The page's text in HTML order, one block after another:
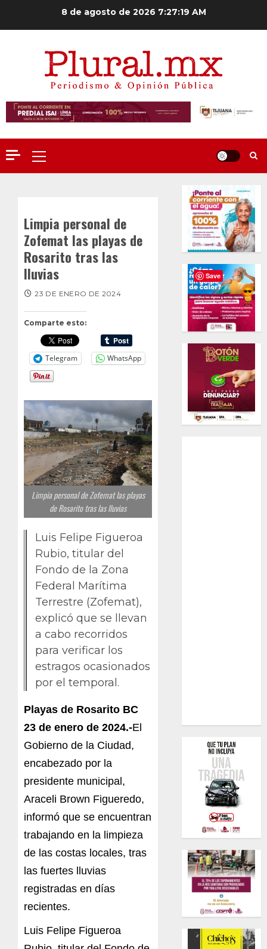
8 de agosto de 2026 7:27:20 AM
Menú
principal
Limpia personal de
Zofemat las playas de
Rosarito tras las
lluvias
Comparte esto:
Telegram WhatsApp
23 DE ENERO DE 2024
Limpia personal de Zofemat las playas
de Rosarito tras las lluvias
Luis Felipe Figueroa
Rubio, titular del
Fondo de la Zona
Federal Marítima
Terrestre (Zofemat),
explicó que se llevan
a cabo recorridos
para verificar los
estragos ocasionados
por el temporal.
Playas de Rosarito BC
23 de enero de 2024.-El
Gobierno de la Ciudad,
encabezado por la
presidente municipal,
Araceli Brown Figueredo,
informó que se encuentran
trabajando en la limpieza
de las costas locales, tras
las fuertes lluvias
registradas en días
recientes.
Luis Felipe Figueroa
Save